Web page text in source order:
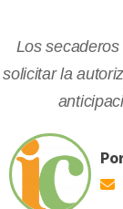
Los
solicitar la